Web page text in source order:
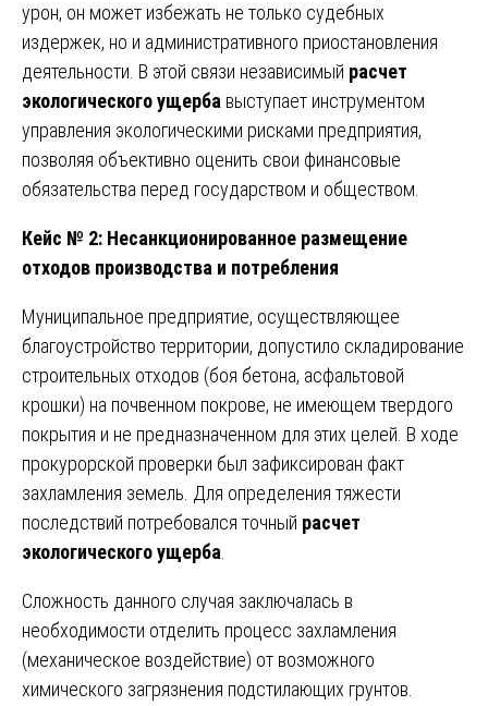
урон, он может избежать не только судебных
издержек, но и административного приостановления
деятельности. В этой связи независимый расчет
экологического ущерба выступает инструментом
управления экологическими рисками предприятия,
позволяя объективно оценить свои финансовые
обязательства перед государством и обществом.
Кейс № 2: Несанкционированное размещение
отходов производства и потребления
Муниципальное предприятие, осуществляющее
благоустройство территории, допустило складирование
строительных отходов (боя бетона, асфальтовой
крошки) на почвенном покрове, не имеющем твердого
покрытия и не предназначенном для этих целей. В ходе
прокурорской проверки был зафиксирован факт
захламления земель. Для определения тяжести
последствий потребовался точный расчет
экологического ущерба.
Сложность данного случая заключалась в
необходимости отделить процесс захламления
(механическое воздействие) от возможного
химического загрязнения подстилающих грунтов.